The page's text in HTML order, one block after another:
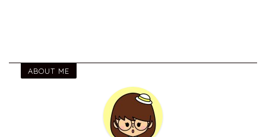
ABOUT ME